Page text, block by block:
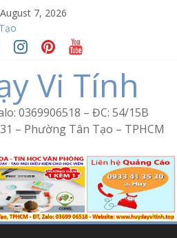
7, 2026
bằng Ventoy
tại Tân Tạo
– Vi tính văn phòng cấp tốc
– Tin học văn phòng cấp tốc
Vi Tính
0369906518 – ĐC: 54/15B
– Phường Tân Tạo – TPHCM